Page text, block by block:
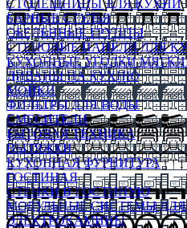
СТОЛЕШНИЦЫ ДЛЯ КУХНИ
БАРНЫЕ СТУЛЬЯ
ОБЕДЕННЫЕ ГРУППЫ
СТЕНОВЫЕ ПАНЕЛИ ДЛЯ
КУХОННЫЕ УГОЛКИ
ДИВАНЫ НА КУХНЮ
МОЙКИ
ФИЛЬТРЫ ДЛЯ ВОДЫ
СМЕСИТЕЛИ
БЫТОВАЯ ТЕХНИКА
ВЫТЯЖКИ
КУХОННАЯ ФУРНИТУРА
ГОСТИНАЯ
СТЕНКИ В ГОСТИНУЮ
МОДУЛЬНЫЕ СИСТЕМЫ
ЭЛЕКТРОКАМИНЫ